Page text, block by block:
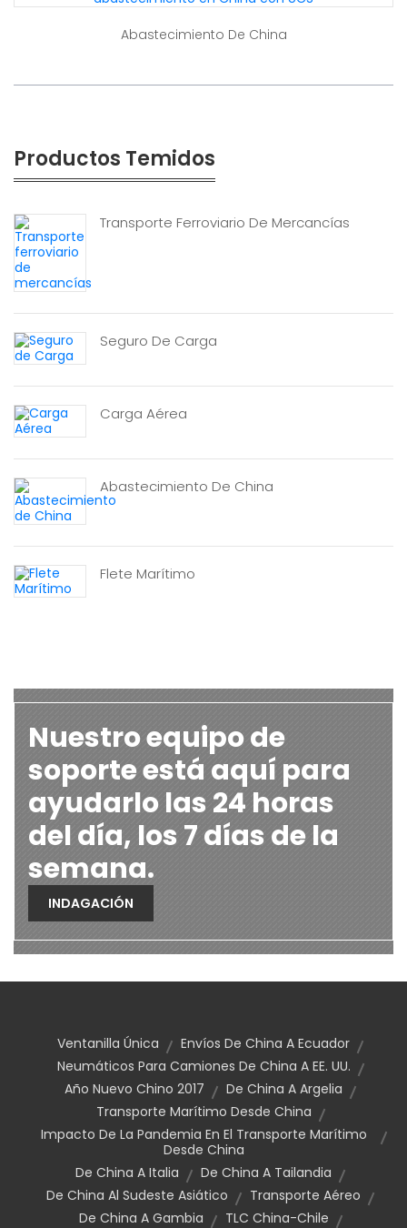
Abastecimiento De China
Productos Temidos
Transporte Ferroviario De Mercancías
Seguro De Carga
Carga Aérea
Abastecimiento De China
Flete Marítimo
Nuestro equipo de
soporte está aquí para
ayudarlo las 24 horas
del día, los 7 días de la
semana.
INDAGACIÓN
Ventanilla Única
Envíos De China A Ecuador
Neumáticos Para Camiones De China A EE. UU.
Año Nuevo Chino 2017
De China A Argelia
Transporte Marítimo Desde China
Impacto De La Pandemia En El Transporte Marítimo
Desde China
De China A Italia
De China A Tailandia
De China Al Sudeste Asiático
Transporte Aéreo
De China A Gambia
TLC China-Chile